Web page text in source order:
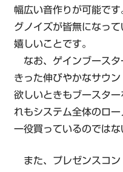
幅広い音作りが可能で
グノイズが皆無になって
嬉しいことです。
なお、ゲインブースタ
きった伸びやかなサウン
欲しいときもブースタ
れもシステム全体のロー
一役買っているのではな
また、プレゼンスコン